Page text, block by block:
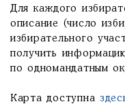
Для каждого
описание (число
избирательного
получить
по одномандатным
Карта доступна